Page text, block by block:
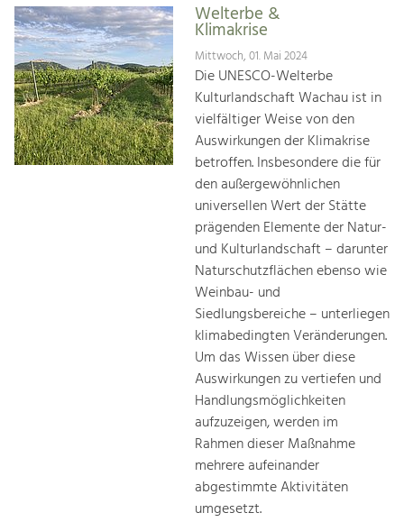
Welterbe &
Klimakrise
Mittwoch, 01. Mai 2024
Die UNESCO-Welterbe
Kulturlandschaft Wachau ist in
vielfältiger Weise von den
Auswirkungen der Klimakrise
betroffen. Insbesondere die für
den außergewöhnlichen
universellen Wert der Stätte
prägenden Elemente der Natur-
und Kulturlandschaft – darunter
Naturschutzflächen ebenso wie
Weinbau- und
Siedlungsbereiche – unterliegen
klimabedingten Veränderungen.
Um das Wissen über diese
Auswirkungen zu vertiefen und
Handlungsmöglichkeiten
aufzuzeigen, werden im
Rahmen dieser Maßnahme
mehrere aufeinander
abgestimmte Aktivitäten
umgesetzt.